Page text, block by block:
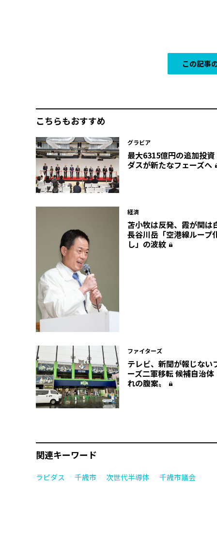
この記事
こちらもおすすめ
グラビア
最大6315億円の追加投
ダスが新たなフェーズへ
経済
苫小牧は反発、霞が関
長谷川岳「空港線ループ
し」の波紋
ファイターズ
テレビ、新聞が報じない
ーズ二軍移転 候補自治
れの腹案〟
関連キーワード
ラピダス 千歳市 次世代半導体 千歳市議会